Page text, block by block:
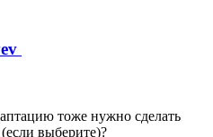
тоже нужно сделать
выберите)?